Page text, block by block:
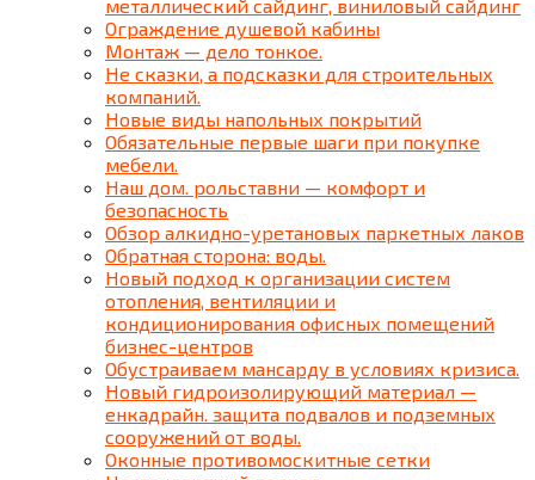
металлический сайдинг, виниловый сайдинг
Ограждение душевой кабины
Монтаж — дело тонкое.
Не сказки, а подсказки для строительных
компаний.
Новые виды напольных покрытий
Обязательные первые шаги при покупке
мебели.
Наш дом. рольставни — комфорт и
безопасность
Обзор алкидно-уретановых паркетных лаков
Обратная сторона: воды.
Новый подход к организации систем
отопления, вентиляции и
кондиционирования офисных помещений
бизнес-центров
Обустраиваем мансарду в условиях кризиса.
Новый гидроизолирующий материал —
енкадрайн. защита подвалов и подземных
сооружений от воды.
Оконные противомоскитные сетки